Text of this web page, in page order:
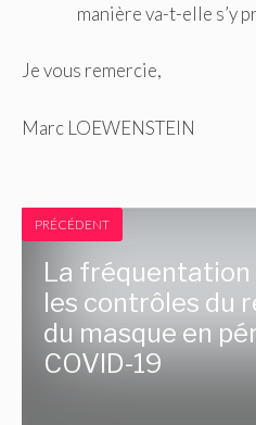
manière va-t-elle s’y
Je vous remercie,
Marc LOEWENSTEIN
PRÉCÉDENT
La fréquentation
les contrôles du
du masque en
COVID-19